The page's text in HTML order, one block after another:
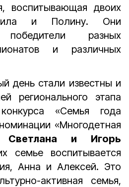
воспитывающая двоих
и Полину. Они
победители разных
и различных
день стали известны и
регионального этапа
«Семья года
«Многодетная
Светлана и Игорь
семье воспитывается
Анна и Алексей. Это
активная семья,